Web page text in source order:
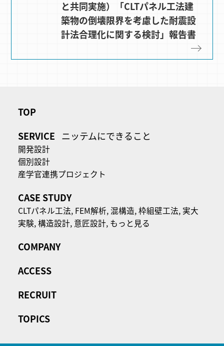
と共同実施）「CLTパネル工法建
築物の倒壊限界を考慮した耐震設
計法合理化に関する検討」報告書
TOP
SERVICE ニッテムにできること
開発設計
個別設計
産学官連携プロジェクト
CASE STUDY
CLTパネル⼯法, FEM解析,混構造,枠組壁工法, 実大
実験,構造設計, 意匠設計, もっと見る
COMPANY
ACCESS
RECRUIT
TOPICS